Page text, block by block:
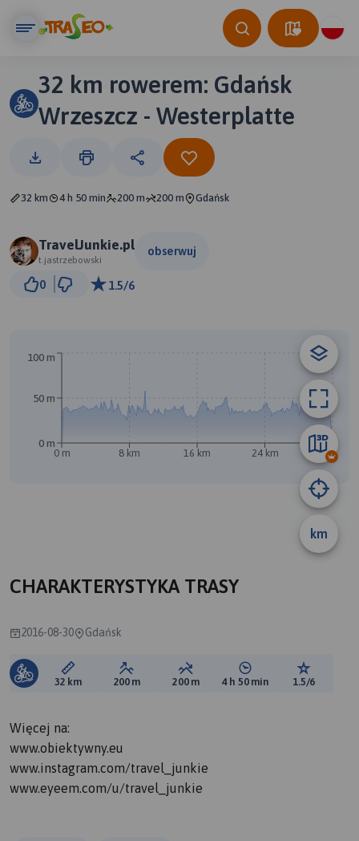
32 km rowerem: Gdańsk
Wrzeszcz - Westerplatte
32 km 4 h 50 min 200 m 200 m Gdańsk
TravelJunkie.pl
t.jastrzebowski
obserwuj
0 1.5/6
A
km
0 m 8 km 16 km 24 km 32 km
0 m
50 m
100 m
CHARAKTERYSTYKA TRASY
2016-08-30 Gdańsk
Długość trasy:
32 km Suma przewyższeń:
200 m Suma spadków:
200 m Średni czas potrzebny
4 h 50 min Ocena
1.5/6
Więcej na:
www.obiektywny.eu
www.instagram.com/travel_junkie
www.eyeem.com/u/travel_junkie